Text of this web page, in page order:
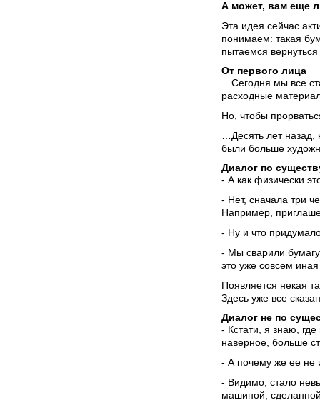
А может, вам еще
Эта идея сейчас
понимаем: такая
пытаемся
От первого лица
…Сегодня мы все
расходные
Но, чтобы
…Десять лет
были больше
Диалог по
- А как физически
- Нет, сначала три
Например,
- Ну и что
- Мы сварили
это уже совсем
Появляется некая
Здесь уже все
Диалог не по
- Кстати, я знаю,
наверное, больше
- А почему же ее не
- Видимо, стало
машиной,